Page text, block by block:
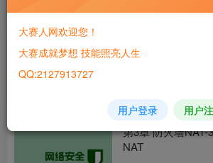
第3章 防火墙NAT-
NAT
大赛人网欢迎您！
大赛成就梦想 技能照亮人生
QQ:2127913727
用户登录 用户